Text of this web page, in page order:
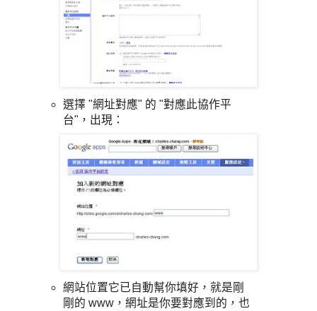
選擇 "網址對應" 的 "對應此協作平
台"，出現：
網站位置它已自動幫你填好，就是剛
剛的 www，網址是你要對應到的，也